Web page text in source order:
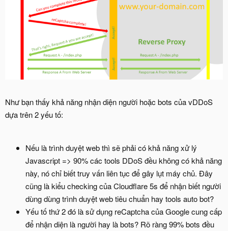
Như bạn thấy khả năng nhận diện người hoặc bots của vDDoS
dựa trên 2 yếu tố:
Nếu là trình duyệt web thì sẽ phải có khả năng xử lý
Javascript => 90% các tools DDoS đều không có khả năng
này, nó chỉ biết truy vấn liên tục để gây lụt máy chủ. Đây
cũng là kiểu checking của Cloudflare 5s để nhận biết người
dùng dùng trình duyệt web tiêu chuẩn hay tools auto bot?
Yếu tố thứ 2 đó là sử dụng reCaptcha của Google cung cấp
để nhận diện là người hay là bots? Rõ ràng 99% bots đều